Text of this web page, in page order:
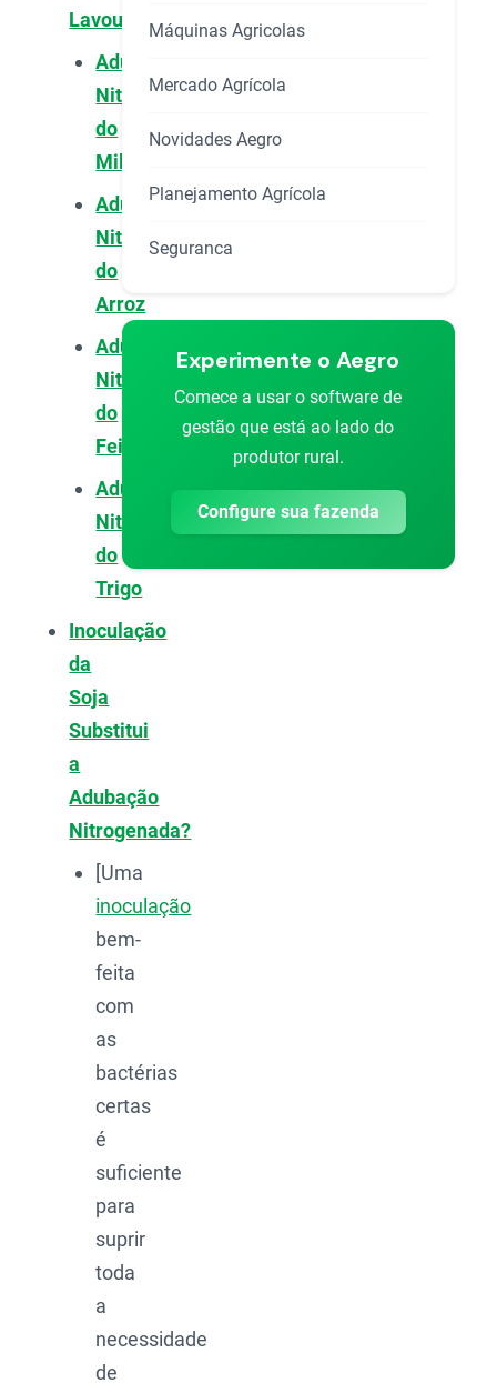
Lavouras
Adubação
Nitrogenada
do
Milho
Adubação
Nitrogenada
do
Arroz
Adubação
Nitrogenada
do
Feijão
Adubação
Nitrogenada
do
Trigo
Inoculação
da
Soja
Substitui
a
Adubação
Nitrogenada?
[Uma
inoculação
bem-
feita
com
as
bactérias
certas
é
suficiente
para
suprir
toda
a
necessidade
de
Máquinas Agricolas
Mercado Agrícola
Novidades Aegro
Planejamento Agrícola
Seguranca
Experimente o Aegro
Comece a usar o software de
gestão que está ao lado do
produtor rural.
Configure sua fazenda